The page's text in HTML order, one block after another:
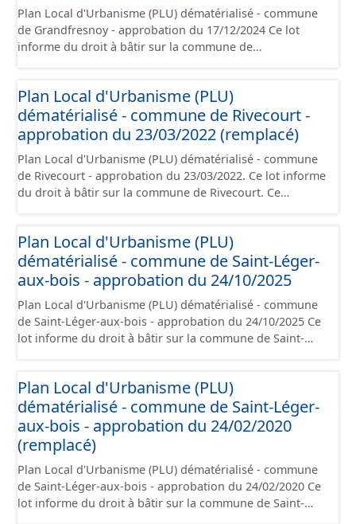
Plan Local d'Urbanisme (PLU) dématérialisé - commune
de Grandfresnoy - approbation du 17/12/2024 Ce lot
informe du droit à bâtir sur la commune de
contient les pièces administratives, le rapport de
présentation, le PADD, le règlement (à l'exception des
plans de zonages), les annexes, les orientations
d'aménagement et les données géographiques. Malgré
l'attention portée à la création de ces données, il est
rappelé que seuls les documents papier font foi et sont
opposables d'un point de vue juridique.
Plan Local d'Urbanisme (PLU)
dématérialisé - commune de Rivecourt -
approbation du 23/03/2022 (remplacé)
Plan Local d'Urbanisme (PLU) dématérialisé - commune
de Rivecourt - approbation du 23/03/2022. Ce lot informe
du droit à bâtir sur la commune de Rivecourt. Ce
administratives, le rapport de présentation, le PADD, le
règlement (à l'exception des plans de zonages), les
annexes, les orientations d'aménagement et les données
géographiques. Malgré l'attention portée à la création
de ces données, il est rappelé que seuls les documents
papier font foi et sont opposables d'un point de vue
juridique.
Plan Local d'Urbanisme (PLU)
dématérialisé - commune de Saint-Léger-
aux-bois - approbation du 24/10/2025
Plan Local d'Urbanisme (PLU) dématérialisé - commune
de Saint-Léger-aux-bois - approbation du 24/10/2025 Ce
lot informe du droit à bâtir sur la commune de Saint-
contient les pièces administratives, le rapport de
présentation, le PADD, le règlement (à l'exception des
plans de zonages), les annexes, les orientations
d'aménagement et les données géographiques. Malgré
l'attention portée à la création de ces données, il est
rappelé que seuls les documents papier font foi et sont
opposables d'un point de vue juridique.
Plan Local d'Urbanisme (PLU)
dématérialisé - commune de Saint-Léger-
aux-bois - approbation du 24/02/2020
(remplacé)
Plan Local d'Urbanisme (PLU) dématérialisé - commune
de Saint-Léger-aux-bois - approbation du 24/02/2020 Ce
lot informe du droit à bâtir sur la commune de Saint-